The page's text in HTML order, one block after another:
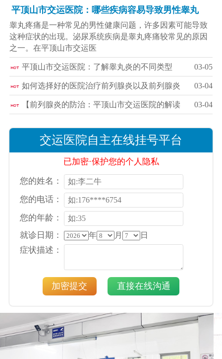
平顶山市交运医院：哪些疾病容易导致男性睾丸
睾丸疼痛是一种常见的男性健康问题，许多因素可能导致
这种症状的出现。泌尿系统疾病是睾丸疼痛较常见的原因
之一。在平顶山市交运医
平顶山市交运医院：了解睾丸炎的不同类型 03-05
如何选择好的医院治疗前列腺炎以及前列腺炎 03-04
【前列腺炎的防治：平顶山市交运医院的解读 03-04
交运医院自主在线挂号平台
已加密·保护您的个人隐私
您的姓名：
您的电话：
您的年龄：
就诊日期：
年 月 日
症状描述：
加密提交 直接在线沟通